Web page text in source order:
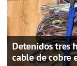
Detenidos tres
cable de cobre